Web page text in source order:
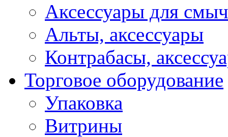
Аксессуары для
Альты, аксессуары
Контрабасы,
Торговое оборудование
Упаковка
Витрины